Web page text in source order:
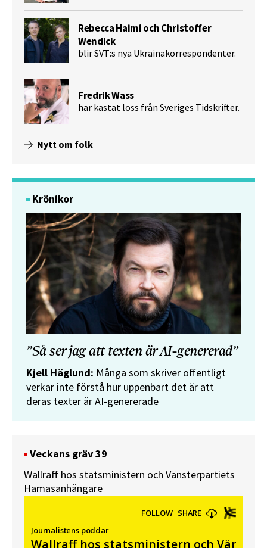
Rebecca Haimi och Christoffer
Wendick
blir SVT:s nya Ukrainakorrespondenter.
Fredrik Wass
har kastat loss från Sveriges Tidskrifter.
Nytt om folk
Krönikor
”Så ser jag att texten är AI-genererad”
Kjell Häglund: Många som skriver offentligt
verkar inte förstå hur uppenbart det är att
deras texter är AI-genererade
Veckans gräv 39
Wallraff hos statsministern och Vänsterpartiets
Hamasanhängare